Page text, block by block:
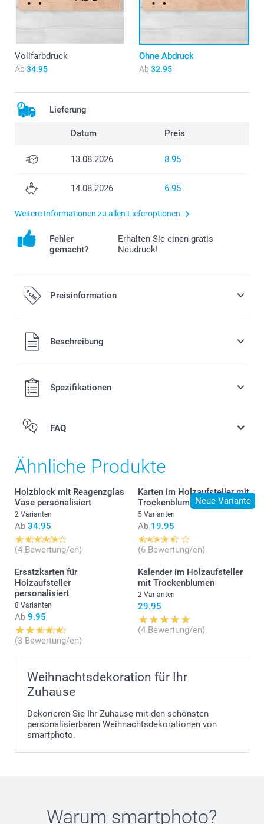
Vollfarbdruck
Ab 34.95
Ohne Abdruck
Ab 32.95
Lieferung
Datum Preis
13.08.2026 8.95
14.08.2026 6.95
Weitere Informationen zu allen Lieferoptionen
Fehler
gemacht?
Erhalten Sie einen gratis
Neudruck!
Preisinformation
Alle Preise verstehen sich in Schweizer Franken (CHF) inkl.
MwSt. und zzgl. Versandkosten.
Beschreibung
Spezifikationen
Hier
FAQ
Ähnliche Produkte
Holzblock mit Reagenzglas
Vase personalisiert
2 Varianten
Ab 34.95
(4 Bewertung/en)
Neue Variante
Karten im Holzaufsteller mit
Trockenblumen
5 Varianten
Ab 19.95
(6 Bewertung/en)
Ersatzkarten für
Holzaufsteller
personalisiert
8 Varianten
Ab 9.95
(3 Bewertung/en)
Kalender im Holzaufsteller
mit Trockenblumen
2 Varianten
29.95
(4 Bewertung/en)
Weihnachtsdekoration für Ihr
Zuhause
Dekorieren Sie Ihr Zuhause mit den schönsten
personalisierbaren Weihnachtsdekorationen von
smartphoto.
Warum smartphoto?